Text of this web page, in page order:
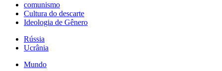
comunismo
Cultura do descarte
Ideologia de Gênero
Rússia
Ucrânia
Mundo